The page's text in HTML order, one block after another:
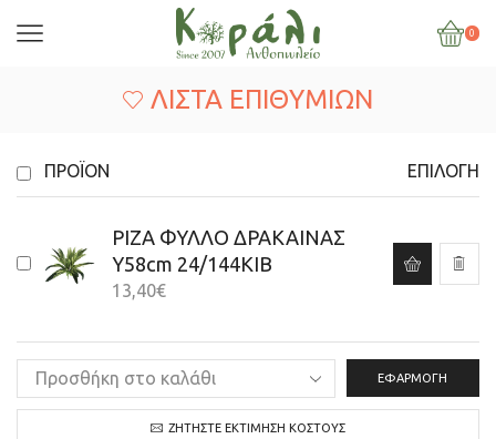
0
ΛΊΣΤΑ ΕΠΙΘΥΜΙΏΝ
ΠΡΟΪΌΝ ΕΠΙΛΟΓΉ
ΡΙΖΑ ΦΥΛΛΟ ΔΡΑΚΑΙΝΑΣ
Y58cm 24/144KIB
13,40€
ΕΦΑΡΜΟΓΉ
ΖΗΤΉΣΤΕ ΕΚΤΊΜΗΣΗ ΚΌΣΤΟΥΣ